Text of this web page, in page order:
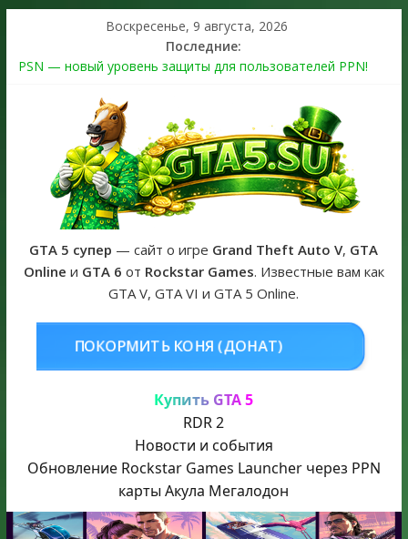
Воскресенье, 9 августа, 2026
Последние:
PSN — новый уровень защиты для пользователей PPN!
The Kortz Center Heist выйдет в GTA Online уже 14 июля
Регистрация в Rockstar Games Social Club ошибка #1.500.7:
как зарегистрировать аккаунт и войти без проблем в 2026
Получайте особые награды в GTA Online по программе
Fine Art Collector
GTA 6 официальная обложка игры и Предзаказ Grand Theft
Auto VI
GTA 5 супер — сайт о игре Grand Theft Auto V, GTA
Online и GTA 6 от Rockstar Games. Известные вам как
GTA V, GTA VI и GTA 5 Online.
(ДОНАТ) КУПИТЬ GTA 5
Купить GTA 5
RDR 2
Новости и события
Обновление Rockstar Games Launcher через PPN
карты Акула Мегалодон